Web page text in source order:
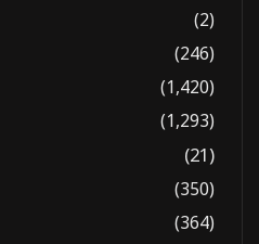
(2)
(246)
(1,420)
(1,293)
(21)
(350)
(364)